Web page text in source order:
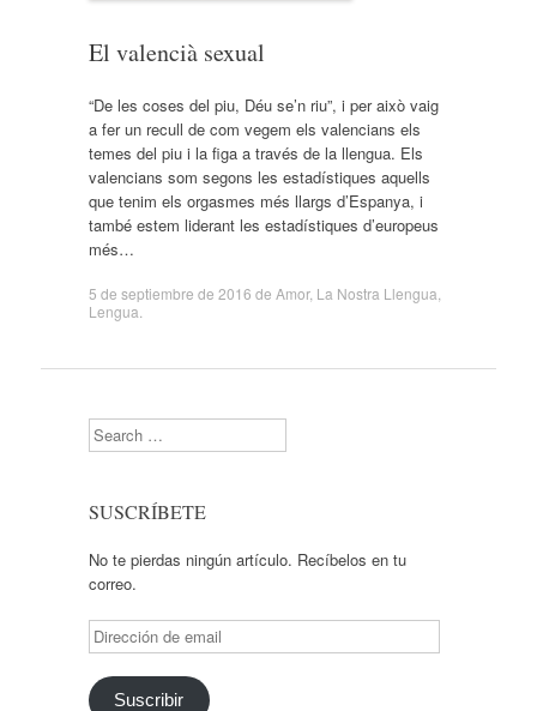
El valencià sexual
“De les coses del piu, Déu se’n riu”, i per això vaig
a fer un recull de com vegem els valencians els
temes del piu i la figa a través de la llengua. Els
valencians som segons les estadístiques aquells
que tenim els orgasmes més llargs d’Espanya, i
també estem liderant les estadístiques d’europeus
més…
5 de septiembre de 2016 de Amor, La Nostra Llengua
Lengua
Search
SUSCRÍBETE
No te pierdas ningún artículo. Recíbelos en tu
correo.
Dirección
de
email
Suscribir